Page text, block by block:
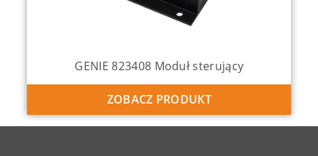
GENIE 823408 Moduł sterujący
ZOBACZ PRODUKT